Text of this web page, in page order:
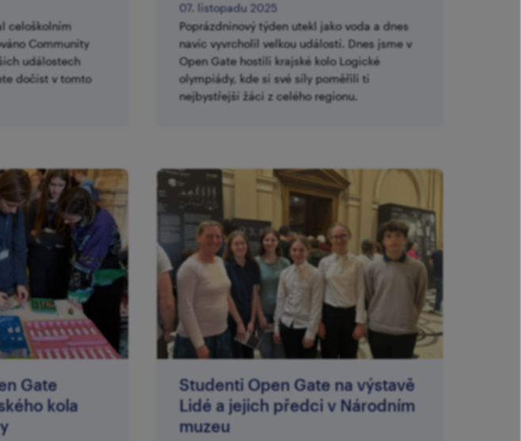
celoškolním
Community
událostech
dočíst v tomto
07. listopadu 2025
Poprázdninový týden utekl jako voda a dnes
navíc vyvrcholil velkou událostí. Dnes jsme v
Open Gate hostili krajské kolo Logické
olympiády, kde si své síly poměřili ti
nejbystřejší žáci z celého regionu.
Gate
kola
Studenti Open Gate na výstavě
Lidé a jejich předci v Národním
muzeu